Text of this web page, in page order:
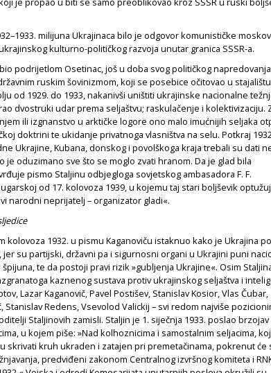
milijuna Ukrajinaca bilo je odgovor komunističke
kulturno-političkog razvoja unutar granica SSSR-a.
podrijetlom Osetinac, još u doba svog političkog
ruskim šovinizmom, koji se posebice očitovao u
od 1929. do 1933, nakanivši uništiti ukrajinske nacionalne
dvostruki udar prema seljaštvu; raskulačenje i kolektivizaciju.
ili izgnanstvo u arktičke logore ono malo imućnijih seljaka
doktrini te ukidanje privatnoga vlasništva na selu. Potkraj
Ukrajine, Kubana, donskog i povolškoga kraja trebali su dati
je oduzimano sve što se moglo zvati hranom. Da je glad bila
pismo Staljinu odbjegloga sovjetskog ambasadora F. F.
od 17. kolovoza 1939, u kojemu taj stari boljševik
narodni neprijatelj – organizator gladi«.
kolovoza 1932. u pismu Kaganoviču istaknuo kako je Ukrajina
jer su partijski, državni pa i sigurnosni organi u Ukrajini puni
te da postoji pravi rizik »gubljenja Ukrajine«. Osim
kaznenog sustava protiv ukrajinskog seljaštva i
Lazar Kaganovič, Pavel Postišev, Stanislav Kosior, Vlas Čubar,
Stanislav Redens, Vsevolod Valickij – svi redom najviše
Staljinovih zamisli. Staljin je 1. siječnja 1933. poslao brzojav
u kojem piše: »Nad kolhoznicima i samostalnim seljacima,
skrivati kruh ukraden i zatajen pri premetačinama, pokrenut će
predviđeni zakonom Centralnog izvršnog komiteta i